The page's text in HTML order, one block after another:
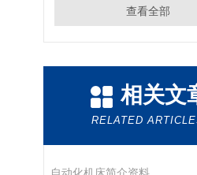
查看全部
相关文
RELATED